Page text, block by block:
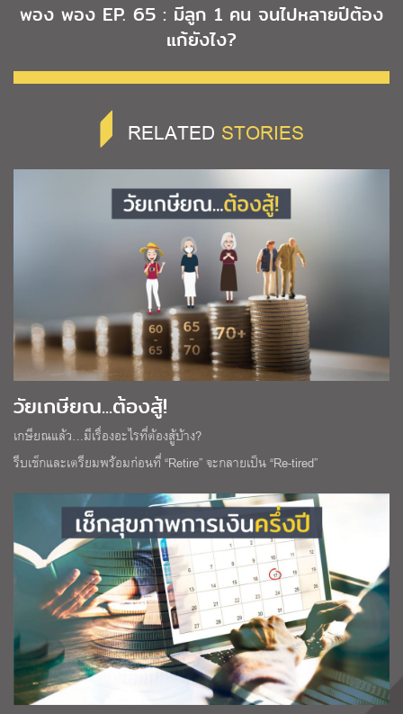
พอง พอง EP. 65 : มีลูก 1 คน จนไปหลายปีต้อง
แก้ยังไง?
RELATED STORIES
วัยเกษียณ...ต้องสู้!
เกษียณแล้ว…มีเรื่องอะไรที่ต้องสู้บ้าง?
รีบเช็กและเตรียมพร้อมก่อนที่ “Retire” จะกลายเป็น “Re-tired”